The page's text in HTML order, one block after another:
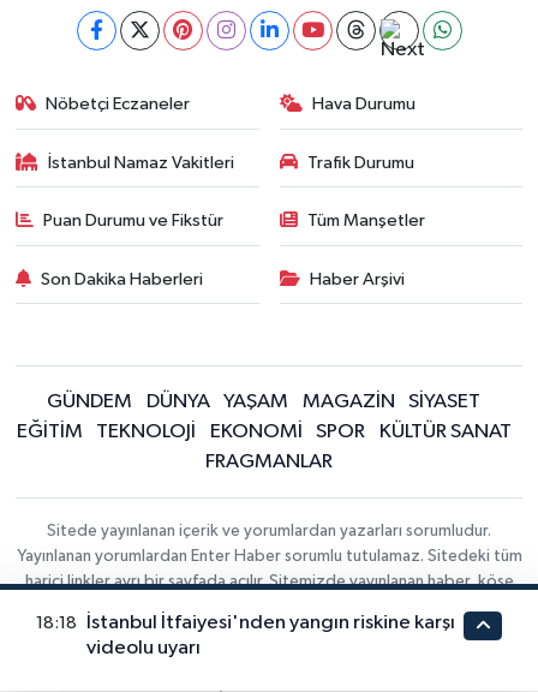
Nöbetçi Eczaneler Hava Durumu
İstanbul Namaz Vakitleri Trafik Durumu
Puan Durumu ve Fikstür Tüm Manşetler
Son Dakika Haberleri Haber Arşivi
GÜNDEM DÜNYA YAŞAM MAGAZİN
SİYASET
EĞİTİM
TEKNOLOJİ EKONOMİ SPOR
KÜLTÜR SANAT
FRAGMANLAR
Sitede yayınlanan içerik ve yorumlardan yazarları sorumludur.
Yayınlanan yorumlardan Enter Haber sorumlu tutulamaz. Sitedeki tüm
harici linkler ayrı bir sayfada açılır. Sitemizde yayınlanan haber, köşe
herhangi bir ortamda kullanılamaz ve yayınlanamaz
18:18
İstanbul İtfaiyesi'nden yangın riskine karşı
videolu uyarı